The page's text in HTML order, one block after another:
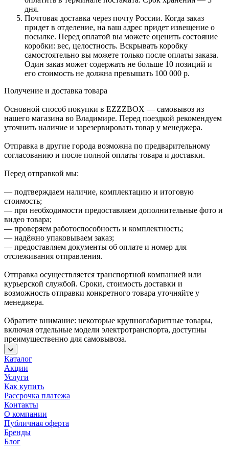
дня.
Почтовая доставка через почту России. Когда заказ
придет в отделение, на ваш адрес придет извещение о
посылке. Перед оплатой вы можете оценить состояние
коробки: вес, целостность. Вскрывать коробку
самостоятельно вы можете только после оплаты заказа.
Один заказ может содержать не больше 10 позиций и
его стоимость не должна превышать 100 000 р.
Получение и доставка товара
Основной способ покупки в EZZZBOX — самовывоз из
нашего магазина во Владимире. Перед поездкой рекомендуем
уточнить наличие и зарезервировать товар у менеджера.
Отправка в другие города возможна по предварительному
согласованию и после полной оплаты товара и доставки.
Перед отправкой мы:
— подтверждаем наличие, комплектацию и итоговую
стоимость;
— при необходимости предоставляем дополнительные фото и
видео товара;
— проверяем работоспособность и комплектность;
— надёжно упаковываем заказ;
— предоставляем документы об оплате и номер для
отслеживания отправления.
Отправка осуществляется транспортной компанией или
курьерской службой. Сроки, стоимость доставки и
возможность отправки конкретного товара уточняйте у
менеджера.
Обратите внимание: некоторые крупногабаритные товары,
включая отдельные модели электротранспорта, доступны
преимущественно для самовывоза.
Каталог
Акции
Услуги
Как купить
Рассрочка платежа
Контакты
О компании
Публичная оферта
Бренды
Блог